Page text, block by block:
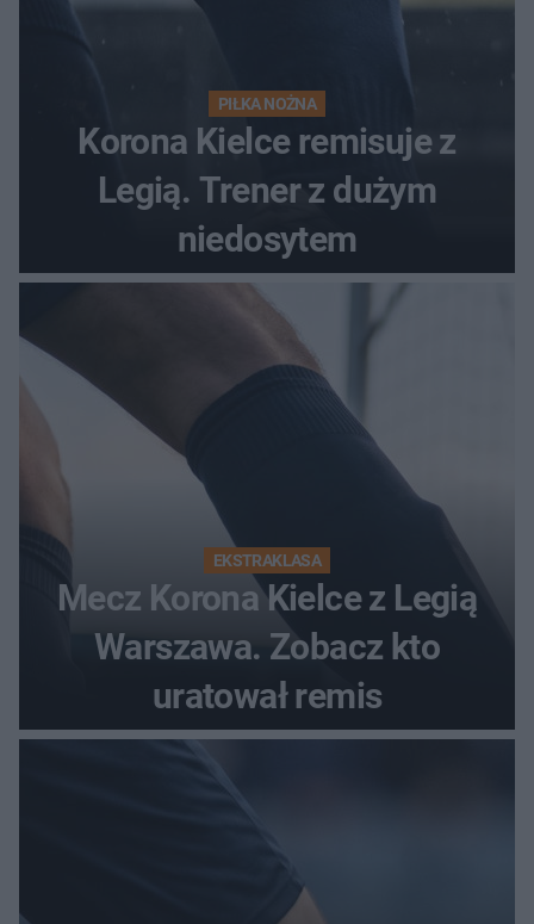
PIŁKA NOŻNA
Korona Kielce remisuje z
Legią. Trener z dużym
niedosytem
EKSTRAKLASA
Mecz Korona Kielce z Legią
Warszawa. Zobacz kto
uratował remis